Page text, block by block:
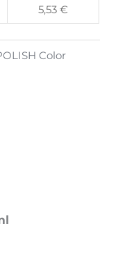
5,53€
Color